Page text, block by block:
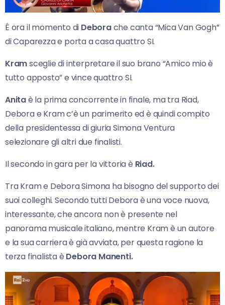
É ora il momento di Deborache canta “Mica Van Gogh”
di Caparezza e porta a casa quattro SI.
Kramsceglie di interpretare il suo brano “Amico mio è
tutto apposto” e vince quattro SI.
Anitaè la prima concorrente in finale, ma tra Riad,
Debora e Kram c’è un parimerito ed è quindi compito
della presidentessa di giuria Simona Ventura
selezionare gli altri due finalisti.
Il secondo in gara per la vittoria è Riad.
Tra Kram e Debora Simona ha bisogno del supporto dei
suoi colleghi. Secondo tutti Debora è una voce nuova,
interessante, che ancora non è presente nel
panorama musicale italiano, mentre Kram è un autore
e la sua carriera è già avviata, per questa ragione la
terza finalista è Debora Manenti.